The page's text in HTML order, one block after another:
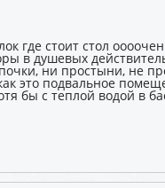
где стоит стол
в душевых
ни простыни, не
это подвальное
бы с теплой водой в